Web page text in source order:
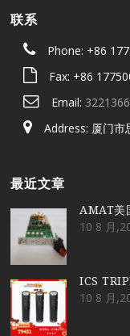
联系
Phone: +86
Fax: +86
Email:
Address: 厦门市
最近文章
AMAT美
10 8 月
ICS
10 8 月